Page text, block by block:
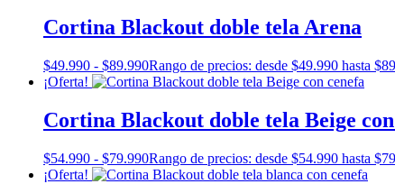
Cortina Blackout doble tela Arena
$49.990 - $89.990Rango de precios: desde $49.990 hasta
¡Oferta!
Cortina Blackout doble tela Beige
$54.990 - $79.990Rango de precios: desde $54.990 hasta
¡Oferta!